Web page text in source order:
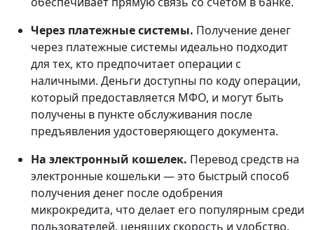
Через платежные системы. Получение денег
через платежные системы идеально подходит
для тех, кто предпочитает операции с
наличными. Деньги доступны по коду операции,
который предоставляется МФО, и могут быть
получены в пункте обслуживания после
предъявления удостоверяющего документа.
На электронный кошелек. Перевод средств на
электронные кошельки — это быстрый способ
получения денег после одобрения
микрокредита, что делает его популярным среди
пользователей, ценящих скорость и удобство.